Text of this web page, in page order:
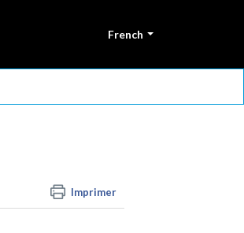
French
Imprimer